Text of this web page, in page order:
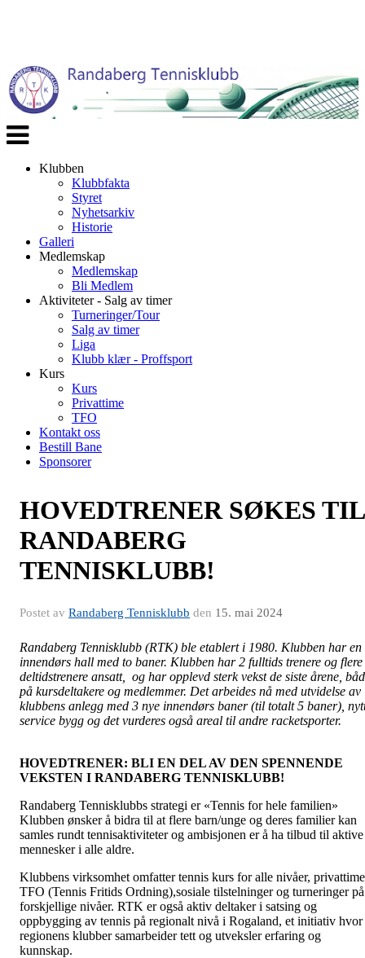
Veksle
navigasjon
Klubben
Klubbfakta
Styret
Nyhetsarkiv
Historie
Galleri
Medlemskap
Medlemskap
Bli Medlem
Aktiviteter - Salg av timer
Turneringer/Tour
Salg av timer
Liga
Klubb klær - Proffsport
Kurs
Kurs
Privattime
TFO
Kontakt oss
Bestill Bane
Sponsorer
HOVEDTRENER SØKES TIL
RANDABERG
TENNISKLUBB!
Postet av Randaberg Tennisklubb den 15. mai 2024
Randaberg Tennisklubb (RTK) ble etablert i 1980. Klubben har en
innendørs hall med to baner. Klubben har 2 fulltids trenere og flere
deltidstrenere ansatt, og har opplevd sterk vekst de siste årene,
på kursdeltakere og medlemmer. Det arbeides nå med utvidelse av
klubbens anlegg med 3 nye innendørs baner (til totalt 5 baner),
service bygg og det vurderes også areal til andre racketsporter.
HOVEDTRENER: BLI EN DEL AV DEN SPENNENDE
VEKSTEN I RANDABERG TENNISKLUBB!
Randaberg Tennisklubbs strategi er «Tennis for hele familien»
Klubben ønsker å bidra til at flere barn/unge og deres familier kan
samles rundt tennisaktiviteter og ambisjonen er å ha tilbud til aktive
mennesker i alle aldre.
Klubbens virksomhet omfatter tennis kurs for alle nivåer,
TFO (Tennis Fritids Ordning),sosiale tilstelninger og turneringer på
forskjellige nivåer. RTK er også aktiv deltaker i satsing og
oppbygging av tennis på regionalt nivå i Rogaland, et initiativ hvor
regionens klubber samarbeider tett og utveksler erfaring og
kunnskap.